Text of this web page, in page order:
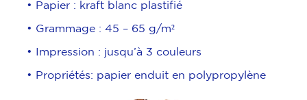
• Papier : kraft blanc plastifié
• Grammage : 45 – 65 g/m²
• Impression : jusqu’à 3 couleurs
• Propriétés: papier enduit en polypropylène